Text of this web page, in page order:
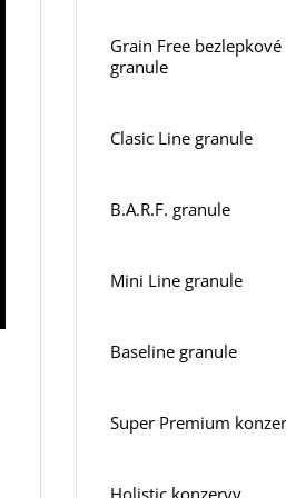
Grain Free bezlepkové
granule
Clasic Line granule
B.A.R.F. granule
Mini Line granule
Baseline granule
Super Premium
Holistic konzervy